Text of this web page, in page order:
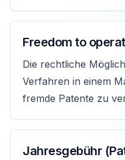
Freedom to
Die rechtliche
Verfahren in einem
fremde Patente zu
Jahresgebühr